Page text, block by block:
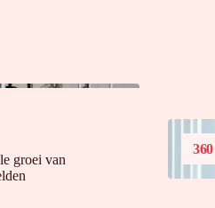
groei van